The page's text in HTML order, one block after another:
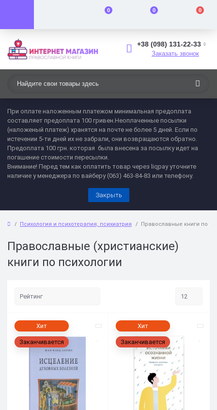
0 0 0
+38 (098) 131-22-33
Заказать звонок
При оплате наложенным платежом минимальная предоплата
составляет предоплата 100 гривен.Неоплаченные посылки
(наложеный платеж) хранятся на почте не более 5 дней. Если по
истечении 5-ти дней их не забрали, они возвращаются обратно.
Предоплата 100 грн. которая была внесена за посылку идет на
погашение стоимости пересылки.
Внимание! Перед тем как оплатить товар через liqpay уточните
наличие у менеджера по вайберу (063) 463-84-83 или телефону.
Закрыть
Психология и психотерапия, психиатрия Православные книги по
Православные (христианские)
книги по психологии
Хит
Заканчивается
Хит
Заканчивается